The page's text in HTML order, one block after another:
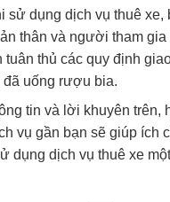
sử dụng dịch vụ thuê xe,
thân và người tham gia
tuân thủ các quy định
uống rượu bia.
tin và lời khuyên trên,
vụ gần bạn sẽ giúp ích
dụng dịch vụ thuê xe